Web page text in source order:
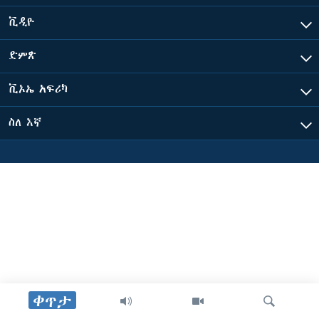
ቋንቋዎች
ቀጥታ
ቪዲዮ
ድምጽ
ቪኦኤ አፍሪካ
ስለ እኛ